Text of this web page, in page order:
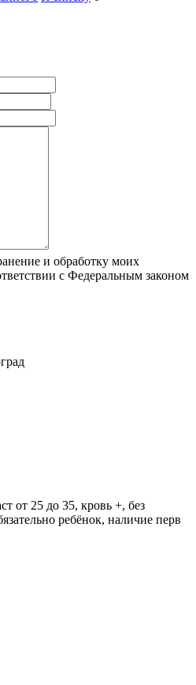
и обработку моих
с Федеральным законом
от 25 до 35, кровь +, без
ребёнок, наличие перв